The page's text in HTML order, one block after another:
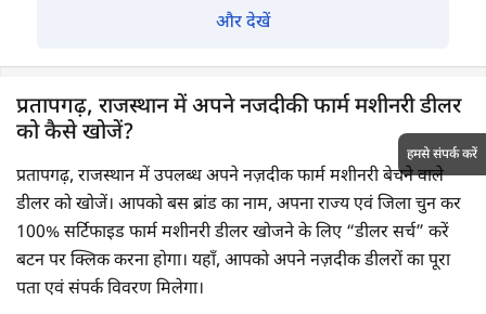
और देखें
प्रतापगढ़, राजस्थान में अपने नजदीकी फार्म मशीनरी डीलर
को कैसे खोजें?
प्रतापगढ़, राजस्थान में उपलब्ध अपने नज़दीक फार्म मशीनरी बेचने वाले
डीलर को खोजें। आपको बस ब्रांड का नाम, अपना राज्य एवं जिला चुन कर
100% सर्टिफाइड फार्म मशीनरी डीलर खोजने के लिए “डीलर सर्च” करें
बटन पर क्लिक करना होगा। यहाँ, आपको अपने नज़दीक डीलरों का पूरा
पता एवं संपर्क विवरण मिलेगा।
हमसे संपर्क करें